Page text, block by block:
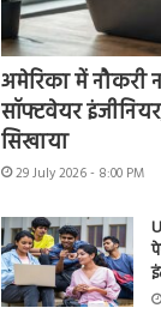
अमेरिका में नौकरी
सॉफ्टवेयर
सिखाया
29 July 2026 - 8:00 PM